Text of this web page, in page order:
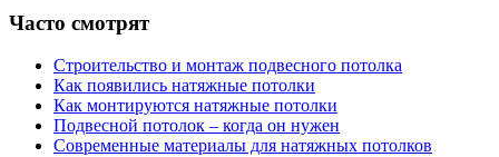
Часто смотрят
Строительство и монтаж подвесного потолка
Как появились натяжные потолки
Как монтируются натяжные потолки
Подвесной потолок – когда он нужен
Современные материалы для натяжных потолков